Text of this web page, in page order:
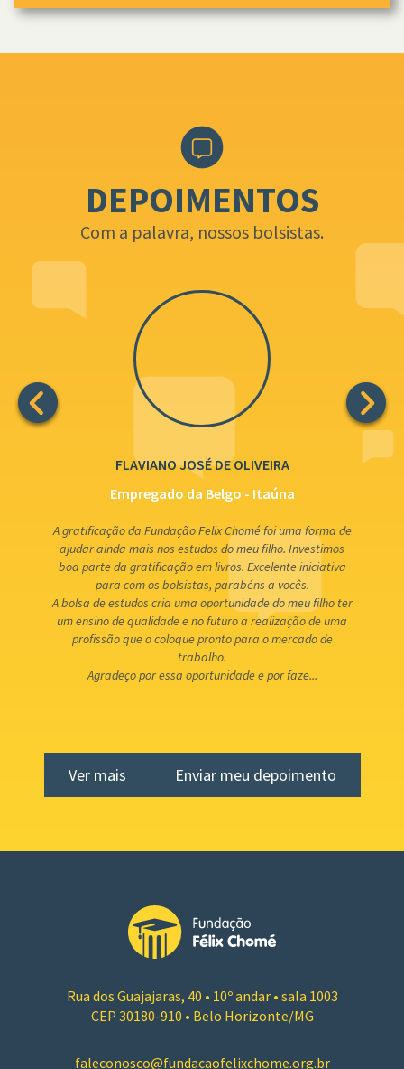
DEPOIMENTOS
Com a palavra, nossos bolsistas.
FLAVIANO JOSÉ DE OLIVEIRA
Empregado da Belgo - Itaúna
A gratificação da Fundação Felix Chomé foi uma forma de
ajudar ainda mais nos estudos do meu filho. Investimos
boa parte da gratificação em livros. Excelente iniciativa
para com os bolsistas, parabéns a vocês.
A bolsa de estudos cria uma oportunidade do meu filho ter
um ensino de qualidade e no futuro a realização de uma
profissão que o coloque pronto para o mercado de
trabalho.
Agradeço por essa oportunidade e por faze...
Ver mais Enviar meu depoimento
Rua dos Guajajaras, 40 • 10º andar • sala 1003
CEP 30180-910 • Belo Horizonte/MG
faleconosco@fundacaofelixchome.org.br